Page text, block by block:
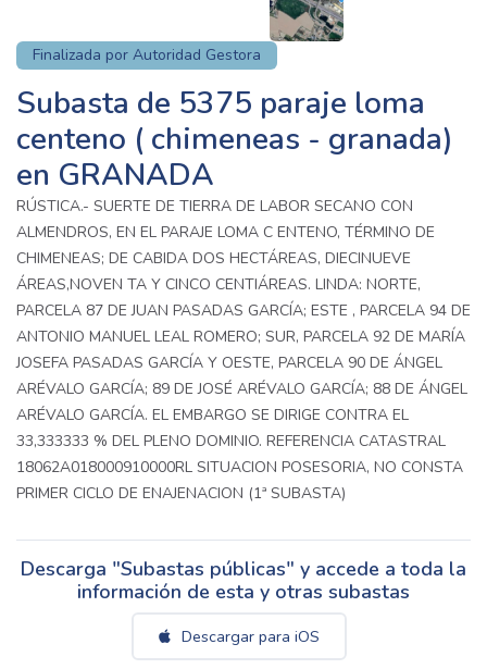
Finalizada por Autoridad Gestora
Subasta de 5375 paraje loma
centeno ( chimeneas - granada)
en GRANADA
RÚSTICA.- SUERTE DE TIERRA DE LABOR SECANO CON
ALMENDROS, EN EL PARAJE LOMA C ENTENO, TÉRMINO DE
CHIMENEAS; DE CABIDA DOS HECTÁREAS, DIECINUEVE
ÁREAS,NOVEN TA Y CINCO CENTIÁREAS. LINDA: NORTE,
PARCELA 87 DE JUAN PASADAS GARCÍA; ESTE , PARCELA 94 DE
ANTONIO MANUEL LEAL ROMERO; SUR, PARCELA 92 DE MARÍA
JOSEFA PASADAS GARCÍA Y OESTE, PARCELA 90 DE ÁNGEL
ARÉVALO GARCÍA; 89 DE JOSÉ ARÉVALO GARCÍA; 88 DE ÁNGEL
ARÉVALO GARCÍA. EL EMBARGO SE DIRIGE CONTRA EL
33,333333 % DEL PLENO DOMINIO. REFERENCIA CATASTRAL
18062A018000910000RL SITUACION POSESORIA, NO CONSTA
PRIMER CICLO DE ENAJENACION (1ª SUBASTA)
Descarga "Subastas públicas" y accede a toda la
información de esta y otras subastas
Descargar para iOS